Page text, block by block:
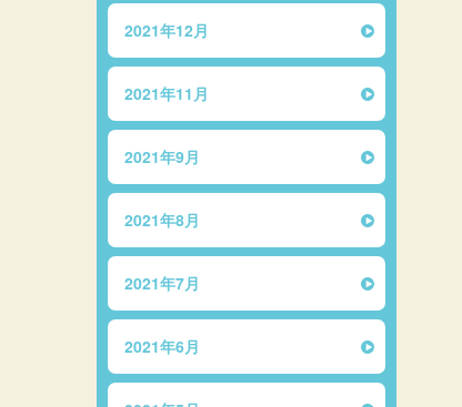
2021年12月
2021年11月
2021年9月
2021年8月
2021年7月
2021年6月